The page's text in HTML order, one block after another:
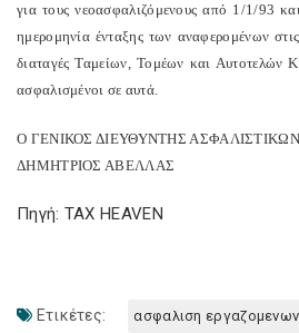
για τους νεοασφαλιζόμενους από 1/1/93
ημερομηνία ένταξης των αναφερομένων στις
διαταγές Ταμείων, Τομέων και Αυτοτελών
ασφαλισμένοι σε αυτά.
Ο ΓΕΝΙΚΟΣ ΔΙΕΥΘΥΝΤΗΣ ΑΣΦΑΛΙΣΤΙΚΩΝ
ΔΗΜΗΤΡΙΟΣ ΑΒΕΛΛΑΣ
Πηγή: TAX HEAVEN
Ετικέτες: ασφαλιση εργαζομενων